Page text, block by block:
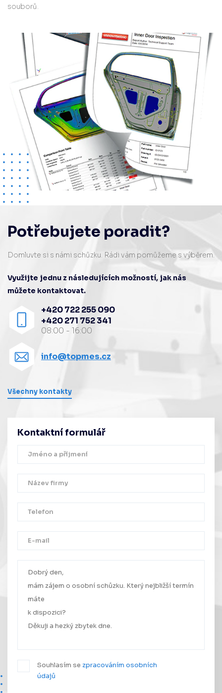
souborů.
Potřebujete poradit?
Domluvte si s námi schůzku. Rádi vám pomůžeme s výběrem.
Využijte jednu z následujících možností, jak nás
můžete kontaktovat.
+420 722 255 090
+420 271 752 341
08:00 - 16:00
info@topmes.cz
Všechny kontakty
Kontaktní formulář
Souhlasím se zpracováním osobních
údajů
Vaše zpráva byla úspěšně odeslána.